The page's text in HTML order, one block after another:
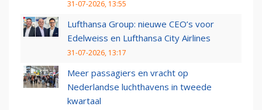
31-07-2026, 13:55
Lufthansa Group: nieuwe CEO’s voor
Edelweiss en Lufthansa City Airlines
31-07-2026, 13:17
Meer passagiers en vracht op
Nederlandse luchthavens in tweede
kwartaal